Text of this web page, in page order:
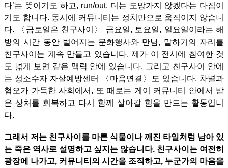
다’는 뜻이기도 하고, run/out, 더는 도망가지 않겠다는 다짐이
기도 합니다. 동시에 커뮤니티는 정치만으로 움직이지 않습니
다. 〈금토일은 친구사이〉 금요일, 토요일, 일요일이라는 해
방의 시간 동안 벌어지는 문화행사와 만남, 말하기의 자리를
친구사이는 계속 만들고 있습니다. 제가 이 전시에 참여한 것
도 넓게 보면 같은 맥락 안에 있습니다. 그리고 친구사이 안에
는 성소수자 자살예방센터 〈마음연결〉도 있습니다. 차별과
혐오가 가득한 사회에서, 또 때로는 게이 커뮤니티 안에서 받
은 상처를 회복하고 다시 함께 살아갈 힘을 만드는 활동입니
다.
그래서 저는 친구사이를 마른 식물이나 깨진 타일처럼 남아 있
는 죽은 역사로 설명하고 싶지는 않습니다. 친구사이는 여전히
광장에 나가고, 커뮤니티의 시간을 조직하고, 누군가의 마음을